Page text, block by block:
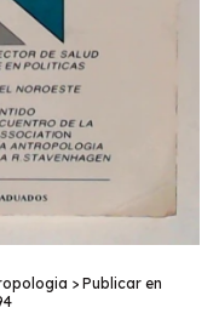
> Publicar en